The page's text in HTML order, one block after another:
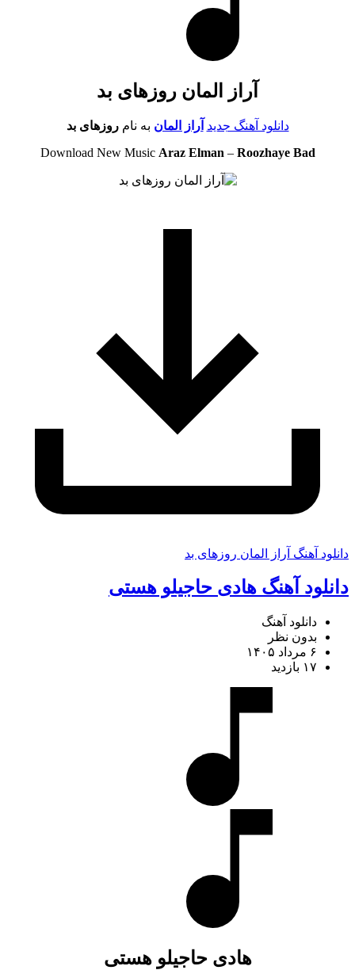
آراز المان روزهای بد
دانلود آهنگ جدید آراز المان به نامروزهای بد
Download New Music Araz Elman – Roozhaye Bad
دانلود آهنگ آراز المان روزهای بد
دانلود آهنگ هادی حاجیلو هستی
دانلود آهنگ
بدون نظر
۶ مرداد ۱۴۰۵
۱۷ بازدید
هادی حاجیلو هستی